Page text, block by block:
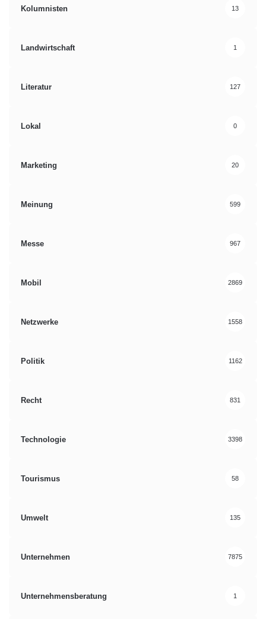
Kolumnisten 13
Landwirtschaft 1
Literatur 127
Lokal 0
Marketing 20
Meinung 599
Messe 967
Mobil 2869
Netzwerke 1558
Politik 1162
Recht 831
Technologie 3398
Tourismus 58
Umwelt 135
Unternehmen 7875
Unternehmensberatung 1